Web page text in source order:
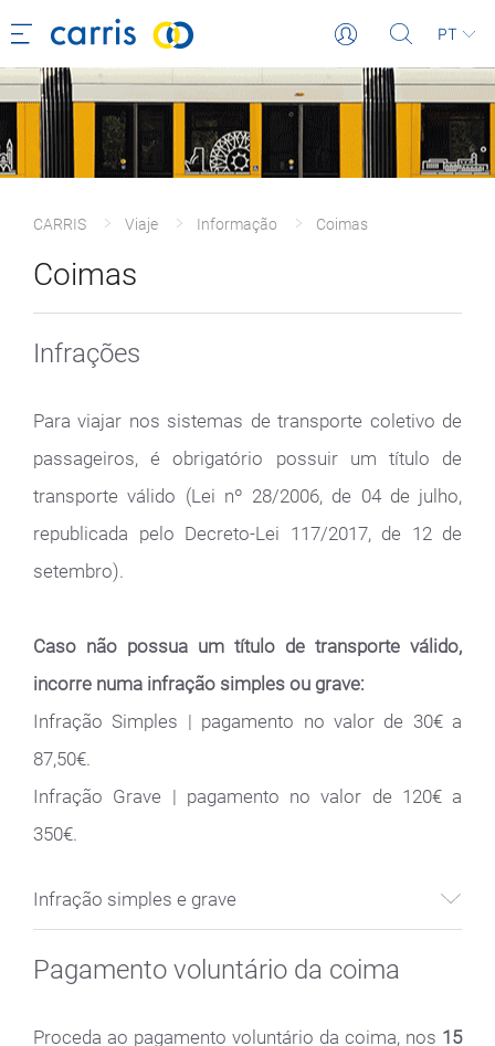
PT
CARRIS Viaje Informação Coimas
Coimas
Infrações
Para viajar nos sistemas de transporte coletivo de
passageiros, é obrigatório possuir um título de
transporte válido (Lei nº 28/2006, de 04 de julho,
republicada pelo Decreto-Lei 117/2017, de 12 de
setembro).
Caso não possua um título de transporte válido,
incorre numa infração simples ou grave:
Infração Simples | pagamento no valor de 30€ a
87,50€.
Infração Grave | pagamento no valor de 120€ a
350€.
Infração simples e grave
Pagamento voluntário da coima
Proceda ao pagamento voluntário da coima, nos 15